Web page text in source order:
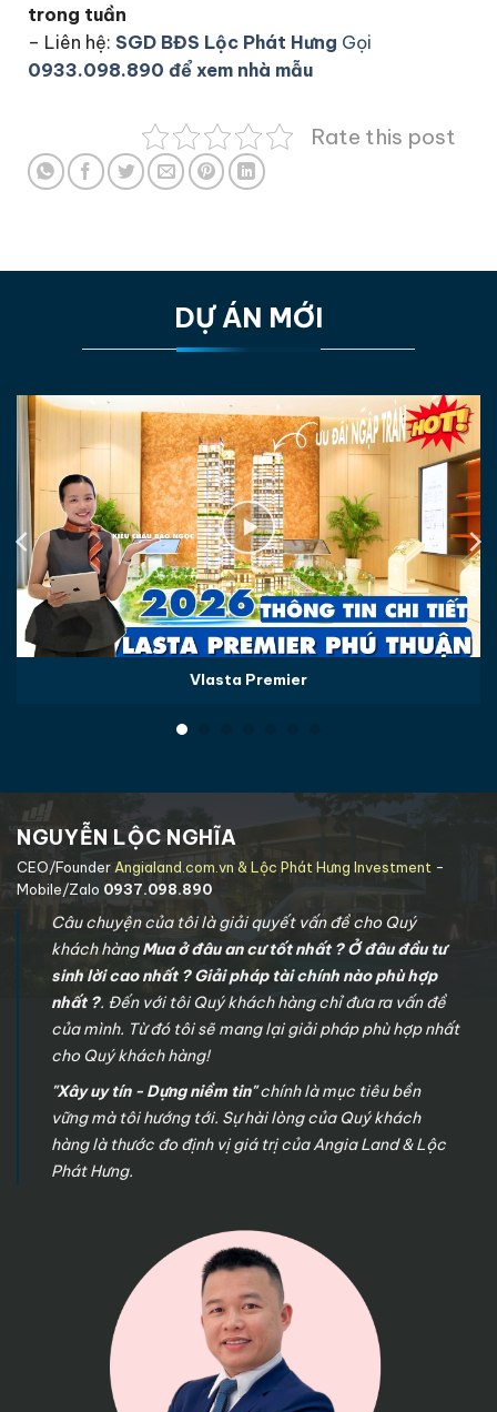
trong tuần
– Liên hệ: SGD BĐS Lộc Phát Hưng Gọi
0933.098.890 để xem nhà mẫu
Rate this post
DỰ ÁN MỚI
Vlasta Premier
NGUYỄN LỘC NGHĨA
CEO/FounderAngialand.com.vn & Lộc Phát Hưng Investment -
Mobile/Zalo 0937.098.890
Câu chuyện của tôi là giải quyết vấn đề cho Quý
khách hàngMua ở đâu an cư tốt nhất ? Ở đâu đầu tư
sinh lời cao nhất ? Giải pháp tài chính nào phù hợp
nhất ?. Đến với tôi Quý khách hàng chỉ đưa ra vấn đề
của mình. Từ đó tôi sẽ mang lại giải pháp phù hợp nhất
cho Quý khách hàng!
"Xây uy tín - Dựng niềm tin"chính là mục tiêu bền
vững mà tôi hướng tới. Sự hài lòng của Quý khách
hàng là thước đo định vị giá trị của Angia Land & Lộc
Phát Hưng.